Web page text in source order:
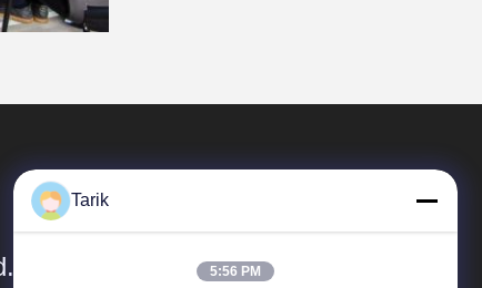
Tarik
5:56 PM